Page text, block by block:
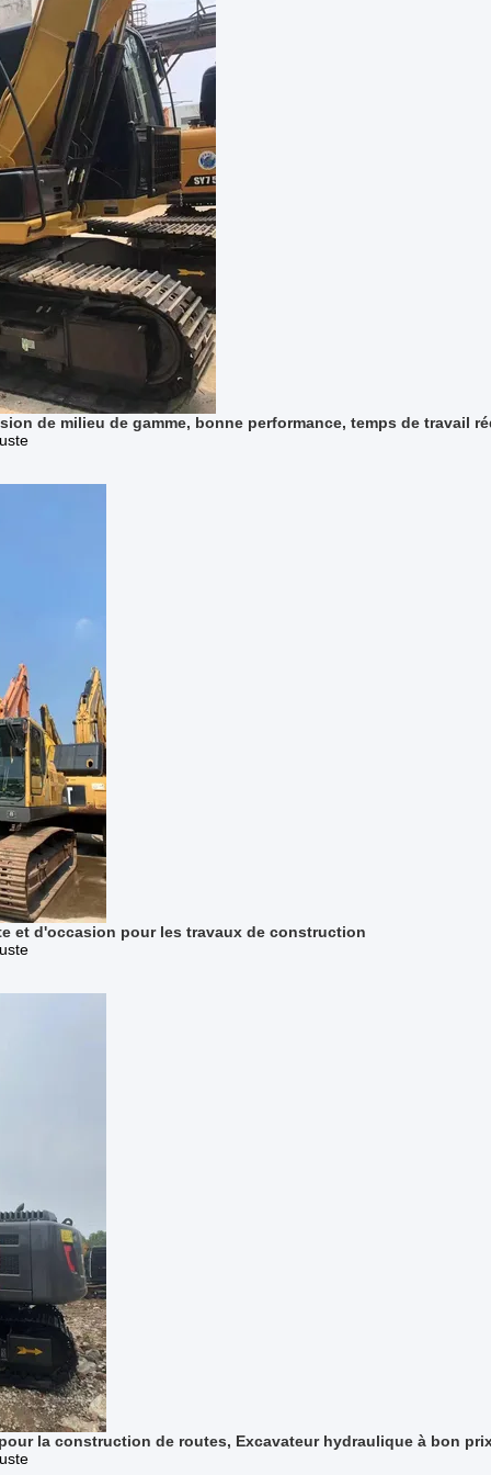
de milieu de gamme, bonne performance, temps de travail
et d'occasion pour les travaux de construction
la construction de routes, Excavateur hydraulique à bon